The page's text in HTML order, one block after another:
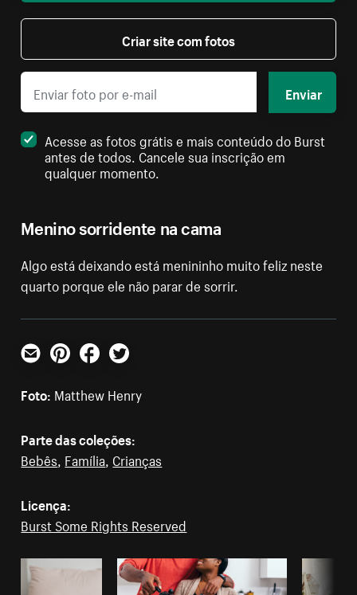
Menino sorridente na cama
Algo está deixando está menininho muito feliz neste
quarto porque ele não parar de sorrir.
Criar site com fotos
Enviar
Acesse as fotos grátis e mais conteúdo do Burst
antes de todos. Cancele sua inscrição em
qualquer momento.
E-mailPinterestFacebookTwitter
Foto: Matthew Henry
Parte das coleções:
Bebês Família Crianças
Licença:
Burst Some Rights Reserved